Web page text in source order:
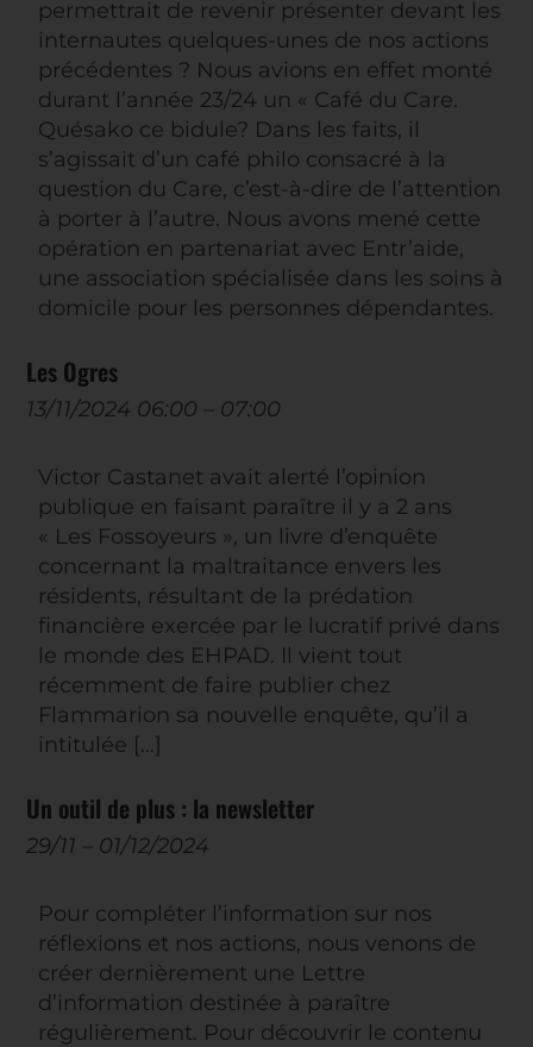
permettrait de revenir présenter devant les
internautes quelques-unes de nos actions
précédentes ? Nous avions en effet monté
durant l’année 23/24 un « Café du Care.
Quésako ce bidule? Dans les faits, il
s’agissait d’un café philo consacré à la
question du Care, c’est-à-dire de l’attention
à porter à l’autre. Nous avons mené cette
opération en partenariat avec Entr’aide,
une association spécialisée dans les soins à
domicile pour les personnes dépendantes.
Les Ogres
13/11/2024 06:00 07:00
Victor Castanet avait alerté l’opinion
publique en faisant paraître il y a 2 ans
« Les Fossoyeurs », un livre d’enquête
concernant la maltraitance envers les
résidents, résultant de la prédation
financière exercée par le lucratif privé dans
le monde des EHPAD. Il vient tout
récemment de faire publier chez
Flammarion sa nouvelle enquête, qu’il a
intitulée […]
Un outil de plus : la newsletter
29/11 01/12/2024
Pour compléter l’information sur nos
réflexions et nos actions, nous venons de
créer dernièrement une Lettre
d’information destinée à paraître
régulièrement. Pour découvrir le contenu